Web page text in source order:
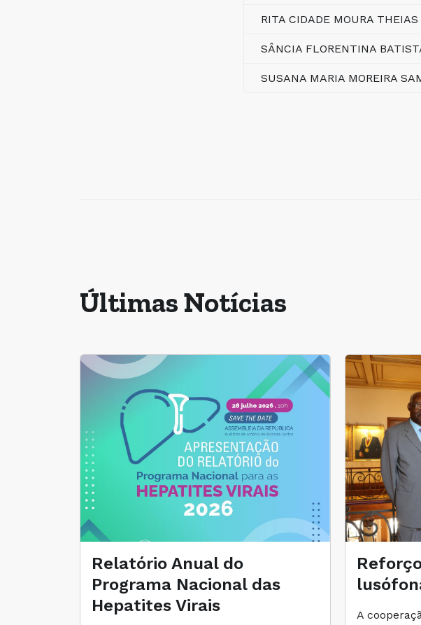
RITA CIDADE MOURA
SÂNCIA FLORENTINA
SUSANA MARIA MOREIRA
Últimas Notícias
Relatório Anual do
Programa Nacional das
Hepatites Virais
A